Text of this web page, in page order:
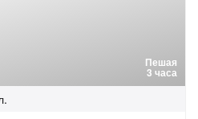
Пешая
3 часа